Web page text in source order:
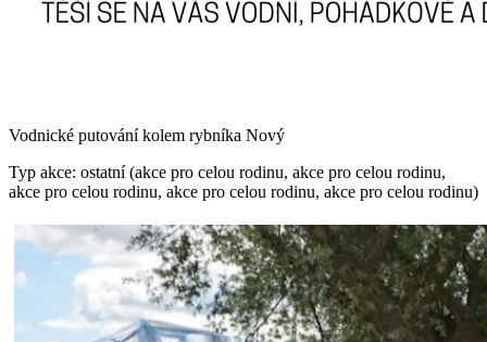
Vodnické putování kolem rybníka Nový
Typ akce: ostatní (akce pro celou rodinu, akce pro celou rodinu,
akce pro celou rodinu, akce pro celou rodinu, akce pro celou rodinu)